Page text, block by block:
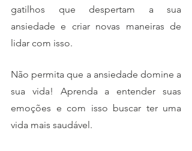
gatilhos que despertam a sua
ansiedade e criar novas maneiras de
lidar com isso.
Não permita que a ansiedade domine a
sua vida! Aprenda a entender suas
emoções e com isso buscar ter uma
vida mais saudável.